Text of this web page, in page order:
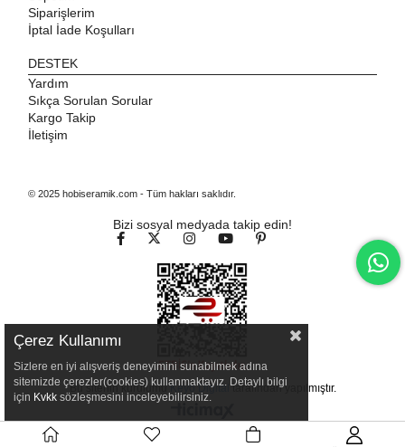
Siparişlerim
İptal İade Koşulları
DESTEK
Yardım
Sıkça Sorulan Sorular
Kargo Takip
İletişim
© 2025 hobiseramik.com - Tüm hakları saklıdır.
Bizi sosyal medyada takip edin!
Bu sitenin kurulumuKeyo Digital tarafından yapılmıştır.
Çerez Kullanımı
Sizlere en iyi alışveriş deneyimini sunabilmek adına
sitemizde çerezler(cookies) kullanmaktayız. Detaylı bilgi
için Kvkk sözleşmesini inceleyebilirsiniz.